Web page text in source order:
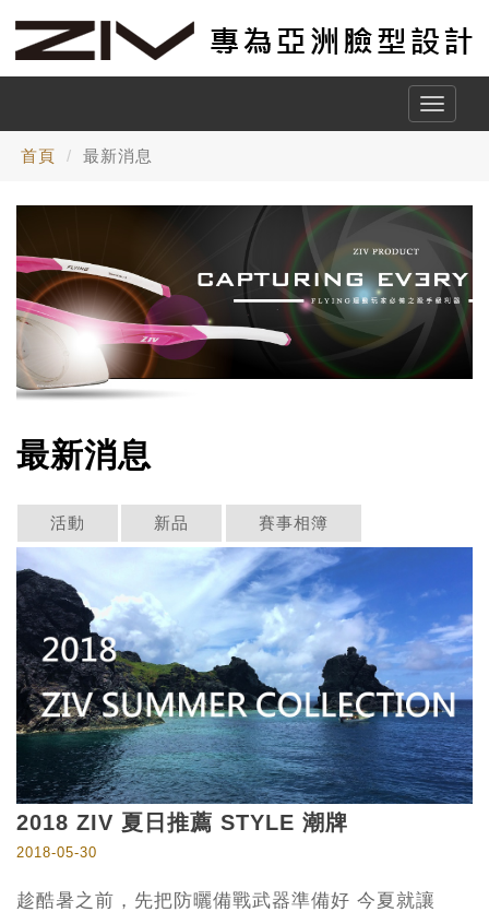
Toggle
首頁 最新消息
最新消息
活動 新品 賽事相簿
2018 ZIV 夏日推薦 STYLE 潮牌
2018-05-30
趁酷暑之前，先把防曬備戰武器準備好 今夏就讓